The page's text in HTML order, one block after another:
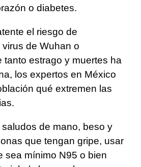
o diabetes.
el riesgo de
de Wuhan o
tanto estrago y muertes ha
los expertos en México
qué extremen las
de mano, beso y
que tengan gripe, usar
sea mínimo N95 o bien